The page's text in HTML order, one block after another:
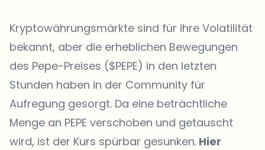
Kryptowährungsmärkte sind für ihre Volatilität
bekannt, aber die erheblichen Bewegungen
des Pepe-Preises ($PEPE) in den letzten
Stunden haben in der Community für
Aufregung gesorgt. Da eine beträchtliche
Menge an PEPE verschoben und getauscht
wird, ist der Kurs spürbar gesunken. Hier